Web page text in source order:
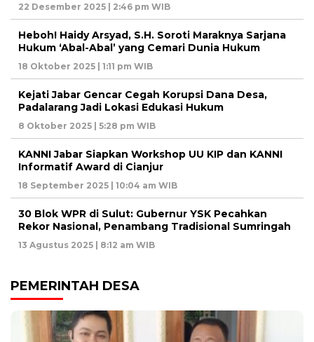
22 Desember 2025 | 2:46 pm WIB
Heboh! Haidy Arsyad, S.H. Soroti Maraknya Sarjana
Hukum ‘Abal-Abal’ yang Cemari Dunia Hukum
18 Oktober 2025 | 1:11 pm WIB
Kejati Jabar Gencar Cegah Korupsi Dana Desa,
Padalarang Jadi Lokasi Edukasi Hukum
8 Oktober 2025 | 5:28 pm WIB
KANNI Jabar Siapkan Workshop UU KIP dan KANNI
Informatif Award di Cianjur
18 September 2025 | 10:04 am WIB
30 Blok WPR di Sulut: Gubernur YSK Pecahkan
Rekor Nasional, Penambang Tradisional Sumringah
13 Agustus 2025 | 8:12 am WIB
PEMERINTAH DESA